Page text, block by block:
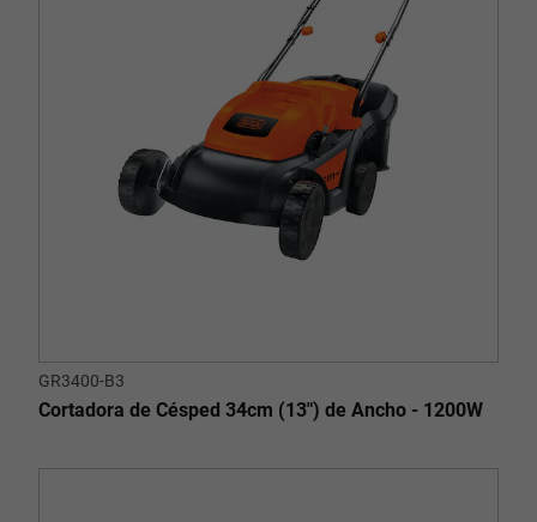
GR3400-B3
Cortadora de Césped 34cm (13") de Ancho - 1200W